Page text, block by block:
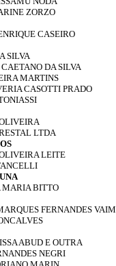
ZORZO
CASEIRO
SILVA
DA SILVA
MARTINS
CASOTTI PRADO
LTDA
LEITE
BITTO
FERNANDES VAIM
ABUD E OUTRA
NEGRI